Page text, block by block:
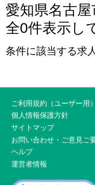
愛知県名古
全0件表示し
条件に該当する求
ご利用規約（ユーザー用）
個人情報保護方針
サイトマップ
お問い合わせ・ご意見ご
ヘルプ
運営者情報